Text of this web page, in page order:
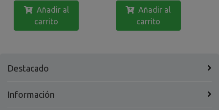
Añadir al
carrito
Añadir al
carrito
Destacado
Información